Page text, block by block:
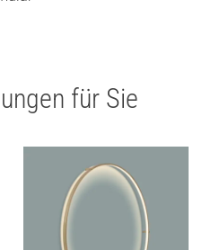
für Sie